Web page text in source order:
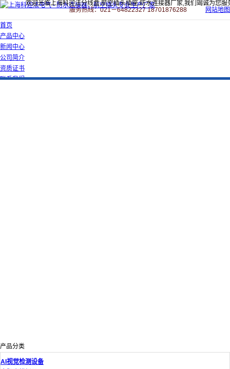
欢迎光临上海科迎法分线盒,航空插头插座,防水连接器厂家,我们竭诚为您服
服务热线：021－64822327 18701876288
网站地图
首页
产品中心
新闻中心
公司简介
资质证书
联系我们
产品分类
AI视觉检测设备